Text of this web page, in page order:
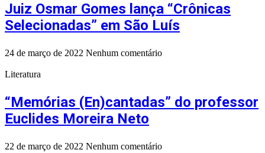
Juiz Osmar Gomes lança “Crônicas
Selecionadas” em São Luís
24 de março de 2022 Nenhum comentário
Literatura
“Memórias (En)cantadas” do professor
Euclides Moreira Neto
22 de março de 2022 Nenhum comentário